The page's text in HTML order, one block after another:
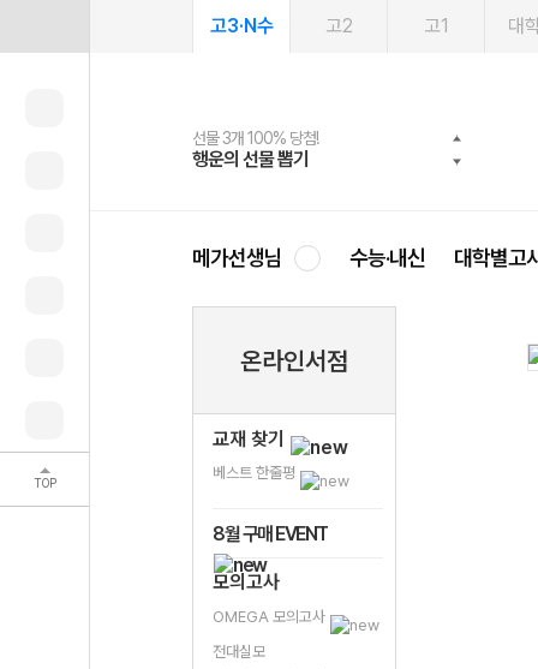
TOP
고3·N수 고2 고1 대
선물 3개 100% 당첨!
행운의 선물 뽑기
선물 100% 증정!
메가스터디 X 올리브
여름방학 스터디 캐시백
메가런 썸머스쿨
2027 러셀 단과
강사 공개선발
스마트러닝앱
설문 EVENT
메가패스
3일 무료 체험권
메가패스 수강생 무료혜택!
메가클럽 멤버십
사회공헌 캠페인
희망이룸 메가나눔
메가선생님 수능·내신 대학별고
온라인서점
교재 찾기
베스트 한줄평
8월 구매 EVENT
모의고사
OMEGA 모의고사
전대실모